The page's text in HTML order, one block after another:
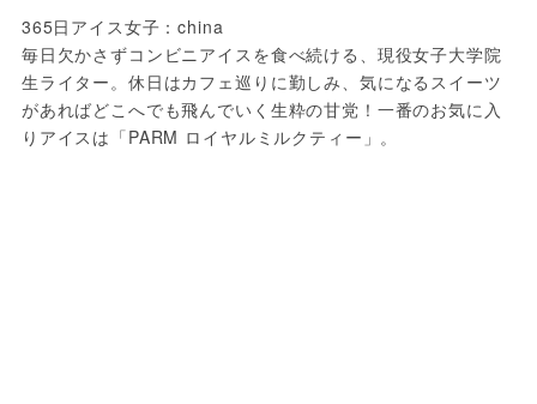
365日アイス女子：china
毎日欠かさずコンビニアイスを食べ続ける、現役女子大学院
生ライター。休日はカフェ巡りに勤しみ、気になるスイーツ
があればどこへでも飛んでいく生粋の甘党！一番のお気に入
りアイスは「PARM ロイヤルミルクティー」。